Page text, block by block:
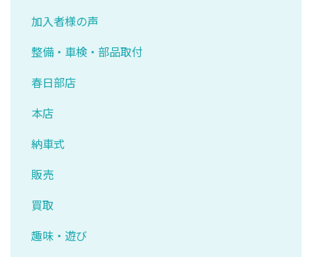
加入者様の声
整備・車検・部品取付
春日部店
本店
納車式
販売
買取
趣味・遊び